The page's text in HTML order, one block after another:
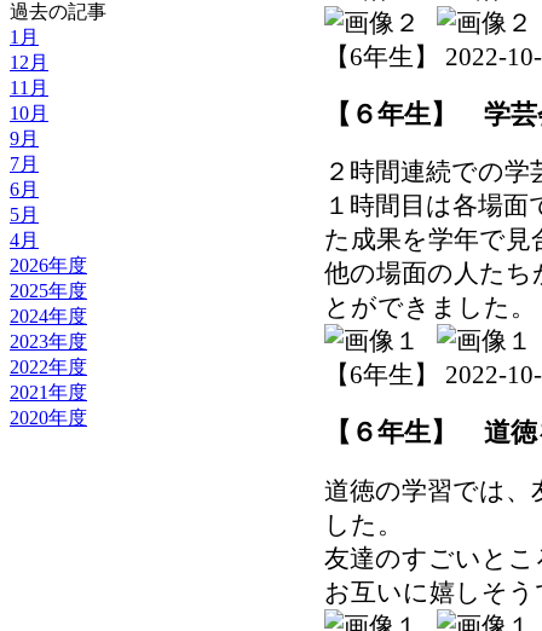
過去の記事
1月
12月
11月
10月
9月
7月
6月
5月
4月
2026年度
2025年度
2024年度
2023年度
2022年度
2021年度
2020年度
【6年生】 2022-
【６年生】 学
２時間連続での
１時間目は各場
た成果を学年で見
他の場面の人た
とができました。
【6年生】 2022-
【６年生】 道
道徳の学習では
した。
友達のすごいと
お互いに嬉しそ